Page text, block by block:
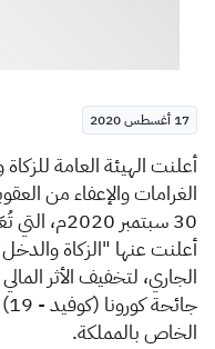
17 أغسطس 2020
​​أعلنت الهيئة العامة
الغرامات والإعفاء من
30 سبتمبر
أعلنت عنها "الزكاة
الجاري، لتخفيف الأثر
الخاص بالمملكة.